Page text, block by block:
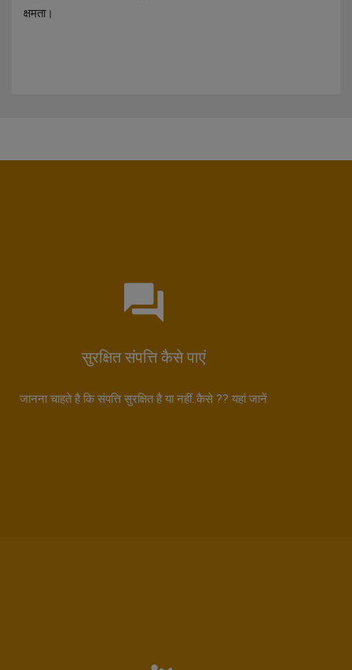
क्षमता।
सुरक्षित संपत्ति कैसे पाएं
जानना चाहते है कि संपत्ति सुरक्षित है या नहीं..कैसे ?? यहां जानें